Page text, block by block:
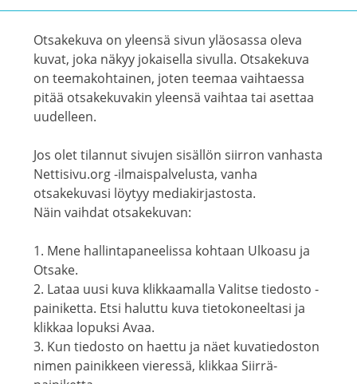
Otsakekuva on yleensä sivun yläosassa oleva
kuvat, joka näkyy jokaisella sivulla. Otsakekuva
on teemakohtainen, joten teemaa vaihtaessa
pitää otsakekuvakin yleensä vaihtaa tai asettaa
uudelleen.
Jos olet tilannut sivujen sisällön siirron vanhasta
Nettisivu.org -ilmaispalvelusta, vanha
otsakekuvasi löytyy mediakirjastosta.
Näin vaihdat otsakekuvan:
1. Mene hallintapaneelissa kohtaan Ulkoasu ja
Otsake.
2. Lataa uusi kuva klikkaamalla Valitse tiedosto -
painiketta. Etsi haluttu kuva tietokoneeltasi ja
klikkaa lopuksi Avaa.
3. Kun tiedosto on haettu ja näet kuvatiedoston
nimen painikkeen vieressä, klikkaa Siirrä-